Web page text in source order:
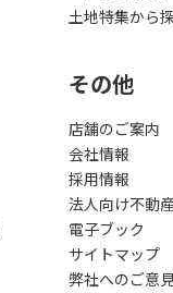
土地特集から
その他
店舗のご案内
会社情報
採用情報
法人向け不動
電子ブック
サイトマップ
弊社へのご意